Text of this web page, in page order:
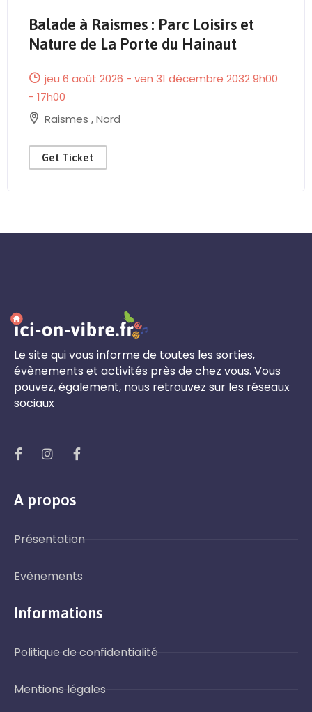
Balade à Raismes : Parc Loisirs et
Nature de La Porte du Hainaut
jeu 6 août 2026 - ven 31 décembre 2032 9h00
- 17h00
Raismes ,Nord
Get Ticket
Le site qui vous informe de toutes les sorties,
évènements et activités près de chez vous. Vous
pouvez, également, nous retrouvez sur les réseaux
sociaux
A propos
Présentation
Evènements
Informations
Politique de confidentialité
Mentions légales